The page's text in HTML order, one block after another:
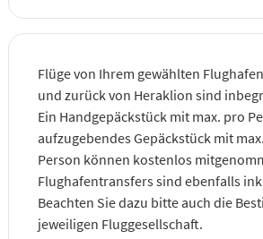
Flüge von Ihrem gewählten
und zurück von Heraklion sind
Ein Handgepäckstück mit max. pro
aufzugebendes Gepäckstück mit
Person können kostenlos
Flughafentransfers sind ebenfalls
Beachten Sie dazu bitte auch die
jeweiligen Fluggesellschaft.